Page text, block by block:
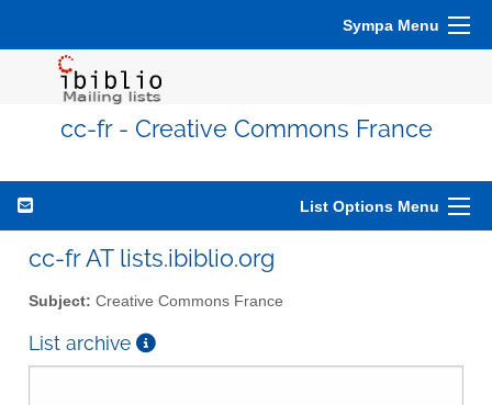
Sympa Menu
cc-fr - Creative Commons France
List Options Menu
cc-fr AT lists.ibiblio.org
Subject: Creative Commons France
List archive